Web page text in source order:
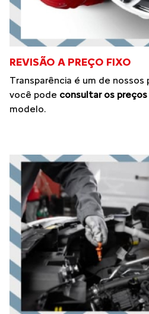
REVISÃO A PREÇO FIXO
Transparência é um de nossos
você pode consultar os
modelo.